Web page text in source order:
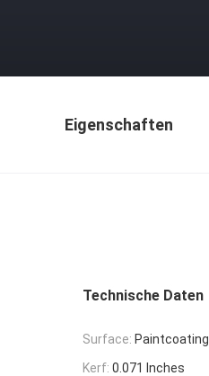
Eigenschaften
Technische Daten
Surface: Paintcoating
Kerf: 0.071 Inches